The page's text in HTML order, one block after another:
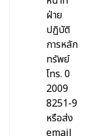
ฝ่าย
ปฏิบัติ
การหลัก
ทรัพย์
โทร. 0
2009
8251-9
หรือส่ง
email